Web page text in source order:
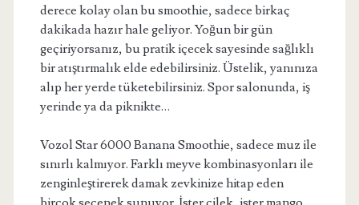
derece kolay olan bu smoothie, sadece birkaç
dakikada hazır hale geliyor. Yoğun bir gün
geçiriyorsanız, bu pratik içecek sayesinde sağlıklı
bir atıştırmalık elde edebilirsiniz. Üstelik, yanınıza
alıp her yerde tüketebilirsiniz. Spor salonunda, iş
yerinde ya da piknikte…
Vozol Star 6000 Banana Smoothie, sadece muz ile
sınırlı kalmıyor. Farklı meyve kombinasyonları ile
zenginleştirerek damak zevkinize hitap eden